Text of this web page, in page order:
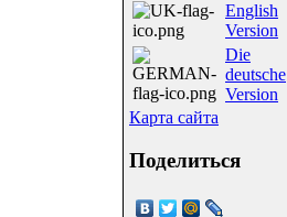
English
Version
Die
deutsche
Version
Карта сайта
Поделиться